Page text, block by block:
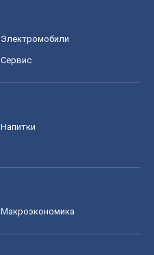
Электромобили
Сервис
Напитки
Mакроэкономика